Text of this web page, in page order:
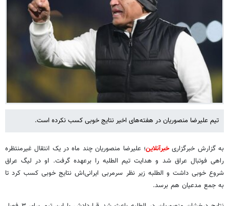
تیم علیرضا منصوریان در هفته‌های اخیر نتایج خوبی کسب نکرده است.
به گزارش خبرگزاریخبرآنلاین؛ علیرضا منصوریان چند ماه در یک انتقال غیرمنتظره
راهی فوتبال عراق شد و هدایت تیم الطلبه را برعهده گرفت. او در لیگ عراق
شروع خوبی داشت و الطلبه زیر نظر سرمربی ایرانی‌اش نتایج خوبی کسب کرد تا
به جمع مدعیان هم برسد.